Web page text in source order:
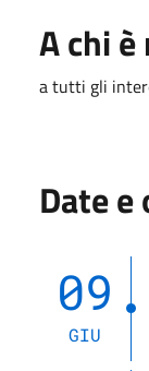
A chi
a tutti gli
Date e
09
GIU